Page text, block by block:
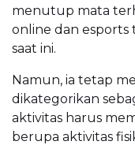
menutup mata
online dan esports
saat ini.
Namun, ia tetap
dikategorikan
aktivitas harus
berupa aktivitas